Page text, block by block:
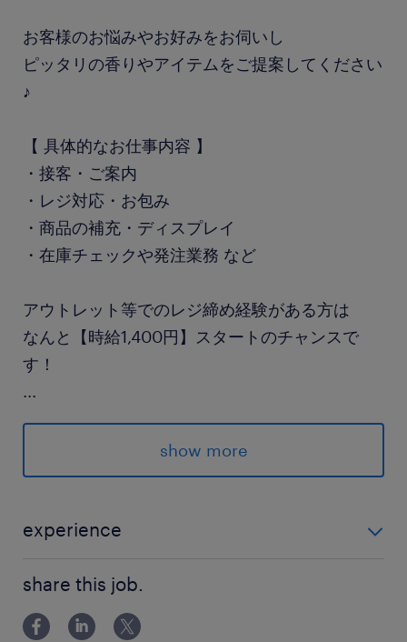
お客様のお悩みやお好みをお伺いし
ピッタリの香りやアイテムをご提案してください
♪
【 具体的なお仕事内容 】
・接客・ご案内
・レジ対応・お包み
・商品の補充・ディスプレイ
・在庫チェックや発注業務 など
アウトレット等でのレジ締め経験がある方は
なんと【時給1,400円】スタートのチャンスで
す！
...
ブランクのある方もまずはご相談ください♪
派遣先の特徴
両毛線／佐野駅（車15分）
東武日光線／藤岡駅（車15分）
東武伊勢崎線／館林駅（車20分）
show more
experience
ん！）
share this job.